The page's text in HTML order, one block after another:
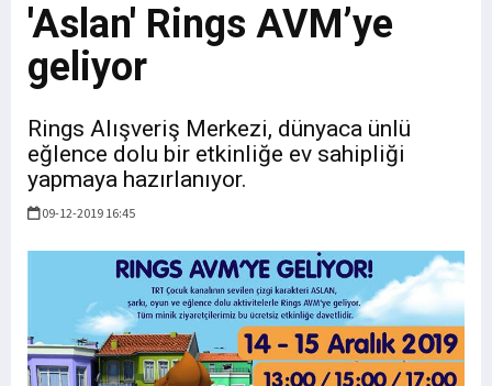
'Aslan' Rings AVM’ye
geliyor
Rings Alışveriş Merkezi, dünyaca ünlü
eğlence dolu bir etkinliğe ev sahipliği
yapmaya hazırlanıyor.
09-12-2019 16:45